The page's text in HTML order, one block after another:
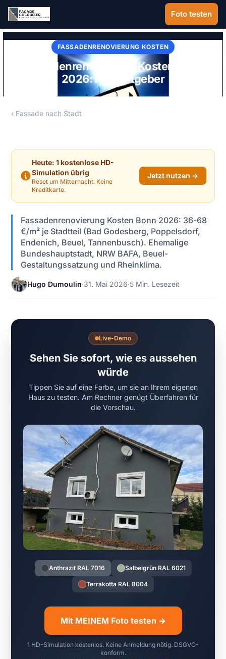
Zum Hauptinhalt springen
Foto testen
FASSADENRENOVIERUNG KOSTEN
Fassadenrenovierung Kosten Bonn
2026: Preisratgeber
‹ Fassade nach Stadt
Heute: 1 kostenlose HD-
Simulation übrig
Reset um Mitternacht. Keine
Kreditkarte.
Jetzt nutzen →
Fassadenrenovierung Kosten Bonn 2026: 36-68
€/m² je Stadtteil (Bad Godesberg, Poppelsdorf,
Endenich, Beuel, Tannenbusch). Ehemalige
Bundeshauptstadt, NRW BAFA, Beuel-
Gestaltungssatzung und Rheinklima.
Hugo Dumoulin·31. Mai 2026·5 Min. Lesezeit
Live-Demo
Sehen Sie sofort, wie es aussehen
würde
Tippen Sie auf eine Farbe, um sie an Ihrem eigenen
Haus zu testen. Am Rechner genügt Überfahren für
die Vorschau.
Anthrazit RAL 7016 Salbeigrün RAL 6021
Terrakotta RAL 8004
Mit MEINEM Foto testen →
1 HD-Simulation kostenlos. Keine Anmeldung nötig. DSGVO-
konform.